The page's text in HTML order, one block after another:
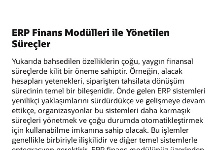
ERP Finans Modülleri ile Yönetilen
Süreçler
Yukarıda bahsedilen özelliklerin çoğu, yaygın finansal
süreçlerde kilit bir öneme sahiptir. Örneğin, alacak
hesapları yetenekleri, siparişten tahsilata dönüşüm
sürecinin temel bir bileşenidir. Önde gelen ERP sistemleri
yenilikçi yaklaşımlarını sürdürdükçe ve gelişmeye devam
ettikçe, organizasyonlar bu sistemleri daha karmaşık
süreçleri yönetmek ve çoğu durumda otomatikleştirmek
için kullanabilme imkanına sahip olacak. Bu işlemler
genellikle birbiriyle ilişkilidir ve diğer temel sistemlerle